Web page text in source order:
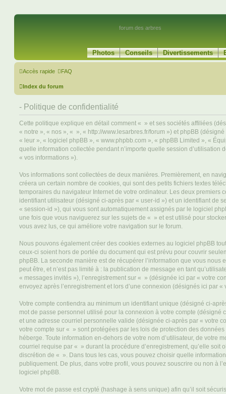
forum des arbres
Photos Conseils Divertissements
Accès rapide FAQ
Index du forum
- Politique de confidentialité
Cette politique explique en détail comment « » et ses sociétés affiliées
« notre », « nos », « », « http://www.lesarbres.fr/forum ») et phpBB
« leur », « logiciel phpBB », « www.phpbb.com », « phpBB Limited », «
quelle information collectée pendant n’importe quelle session d’utilisation
« vos informations »).
Vos informations sont collectées de deux manières. Premièrement, en
créera un certain nombre de cookies, qui sont des petits fichiers textes
temporaires du navigateur Internet de votre ordinateur. Les deux premiers
identifiant utilisateur (désigné ci-après par « user-id ») et un identifiant de
« session-id »), qui vous sont automatiquement assignés par le logiciel
une fois que vous naviguerez sur les sujets de « » et est utilisé pour
vous avez lus, ce qui améliore votre navigation sur le forum.
Nous pouvons également créer des cookies externes au logiciel phpBB
ceux-ci soient hors de portée du document qui est prévu pour couvrir
phpBB. La seconde manière est de récupérer l’information que vous nous
peut être, et n’est pas limité à : la publication de message en tant
« messages invités »), l’enregistrement sur « » (désignée ici par « votre
envoyez après l’enregistrement et lors d’une connexion (désignés ici par «
Votre compte contiendra au minimum un identifiant unique (désigné ci-
mot de passe personnel utilisé pour la connexion à votre compte (désigné
et une adresse courriel personnelle valide (désignée ci-après par « votre
votre compte sur « » sont protégées par les lois de protection des
héberge. Toute information en-dehors de votre nom d’utilisateur, de votre
courriel requise par « » durant la procédure d’enregistrement, qu’elle soit
discrétion de « ». Dans tous les cas, vous pouvez choisir quelle
publiquement. De plus, dans votre profil, vous pouvez souscrire ou non à
logiciel phpBB.
Votre mot de passe est crypté (hashage à sens unique) afin qu’il soit